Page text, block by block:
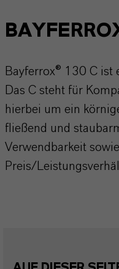
Bayferrox® 130 C ist
Das C steht für
hierbei um ein
fließend und
Verwendbarkeit
Preis/